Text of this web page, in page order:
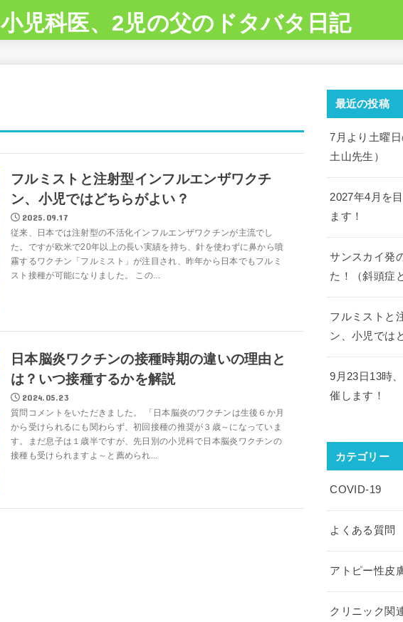
小児科医、2児の父のドタバタ日記
フルミストと注射型インフルエンザワクチ
ン、小児ではどちらがよい？
2025.09.17
従来、日本では注射型の不活化インフルエンザワクチンが主流でし
た。ですが欧米で20年以上の長い実績を持ち、針を使わずに鼻から噴
霧するワクチン「フルミスト」が注目され、昨年から日本でもフルミ
スト接種が可能になりました。 この...
日本脳炎ワクチンの接種時期の違いの理由と
は？いつ接種するかを解説
2024.05.23
質問コメントをいただきました。 「日本脳炎のワクチンは生後６か月
から受けられるにも関わらず、初回接種の推奨が３歳～になっていま
す。まだ息子は１歳半ですが、先日別の小児科で日本脳炎ワクチンの
接種も受けられますよ～と薦められ...
最近の投稿
7月より土曜
土山先生）
2027年4月を
ます！
サンスカイ発
た！（斜頭症
フルミストと
ン、小児では
9月23日13時
催します！
カテゴリー
COVID-19
よくある質問
アトピー性皮
クリニック関